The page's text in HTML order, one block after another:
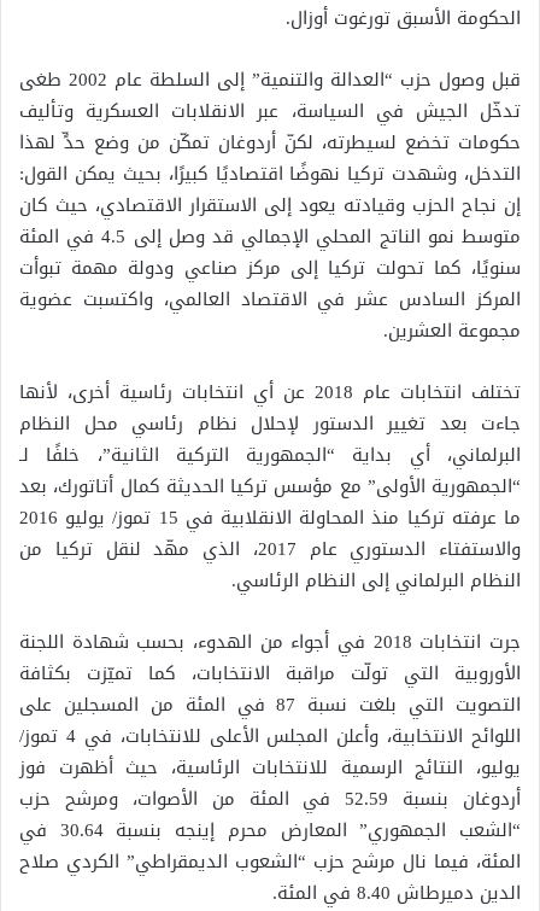
الحكومة الأسبق تورغوت أوزال.
قبل وصول حزب “العدالة والتنمية” إلى السلطة عام 2002 طغى
تدخّل الجيش في السياسة، عبر الانقلابات العسكرية وتأليف
حكومات تخضع لسيطرته، لكنّ أردوغان تمكّن من وضع حدٍّ لهذا
التدخل، وشهدت تركيا نهوضًا اقتصاديًا كبيرًا، بحيث يمكن القول:
إن نجاح الحزب وقيادته يعود إلى الاستقرار الاقتصادي، حيث كان
متوسط نمو الناتج المحلي الإجمالي قد وصل إلى 4.5 في المئة
سنويًا، كما تحولت تركيا إلى مركز صناعي ودولة مهمة تبوأت
المركز السادس عشر في الاقتصاد العالمي، واكتسبت عضوية
مجموعة العشرين.
تختلف انتخابات عام 2018 عن أي انتخابات رئاسية أخرى، لأنها
جاءت بعد تغيير الدستور لإحلال نظام رئاسي محل النظام
البرلماني، أي بداية “الجمهورية التركية الثانية”، خلفًا لـ
“الجمهورية الأولى” مع مؤسس تركيا الحديثة كمال أتاتورك، بعد
ما عرفته تركيا منذ المحاولة الانقلابية في 15 تموز/ يوليو 2016
والاستفتاء الدستوري عام 2017، الذي مهّد لنقل تركيا من
النظام البرلماني إلى النظام الرئاسي.
جرت انتخابات 2018 في أجواء من الهدوء، بحسب شهادة اللجنة
الأوروبية التي تولّت مراقبة الانتخابات، كما تميّزت بكثافة
التصويت التي بلغت نسبة 87 في المئة من المسجلين على
اللوائح الانتخابية، وأعلن المجلس الأعلى للانتخابات، في 4 تموز/
يوليو، النتائج الرسمية للانتخابات الرئاسية، حيث أظهرت فوز
أردوغان بنسبة 52.59 في المئة من الأصوات، ومرشح حزب
“الشعب الجمهوري” المعارض محرم إينجه بنسبة 30.64 في
المئة، فيما نال مرشح حزب “الشعوب الديمقراطي” الكردي صلاح
الدين دميرطاش 8.40 في المئة.